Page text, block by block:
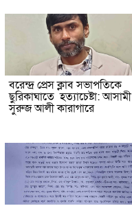
বরেন্দ্র প্রেস ক্লাব সভাপতিকে
ছুরিকাঘাতে হত্যাচেষ্টা: আসামী
সুরুজ আলী কারাগারে